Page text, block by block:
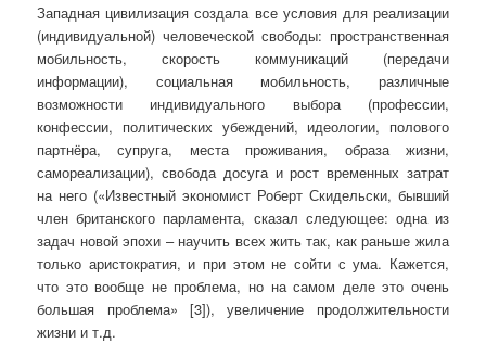
Западная цивилизация создала все условия для реализации
(индивидуальной) человеческой свободы: пространственная
мобильность, скорость коммуникаций (передачи
информации), социальная мобильность, различные
возможности индивидуального выбора (профессии,
конфессии, политических убеждений, идеологии, полового
партнёра, супруга, места проживания, образа жизни,
самореализации), свобода досуга и рост временных затрат
на него («Известный экономист Роберт Скидельски, бывший
член британского парламента, сказал следующее: одна из
задач новой эпохи – научить всех жить так, как раньше жила
только аристократия, и при этом не сойти с ума. Кажется,
что это вообще не проблема, но на самом деле это очень
большая проблема» [3]), увеличение продолжительности
жизни и т.д.